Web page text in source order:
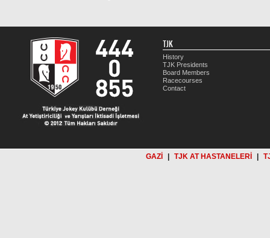
TJK
History
TJK Presidents
Board Members
Racecourses
Contact
GAZİ TJK AT HASTANELERİ